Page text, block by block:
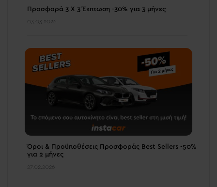
Προσφορά 3 Χ 3 Έκπτωση -30% για 3 μήνες
03.03.2026
Όροι & Προϋποθέσεις Προσφοράς Best Sellers -50%
για 2 μήνες
27.02.2026